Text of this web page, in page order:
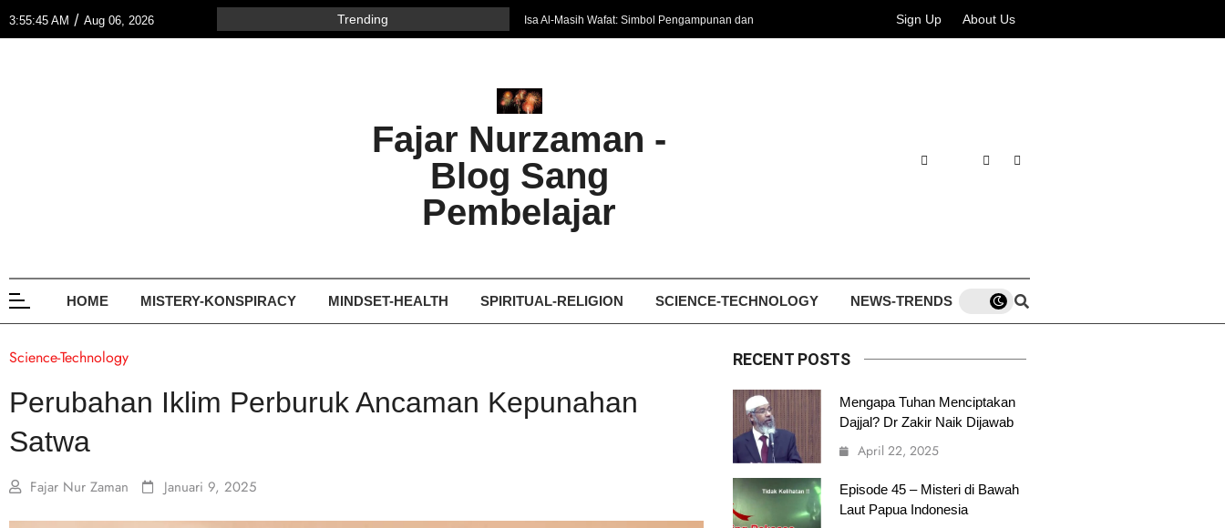
3:55:45 AM / Aug 06, 2026 Trending
Isa Al-Masih Wafat: Simbol Pengampunan dan
Harapan Baru
Ghosting: Menghilang Tanpa Jejak, Tren Toxic
Bukan Seberapa Keras Kita Jatuh, tetapi
Bagaimana Kita Bangkit Kembali
Dampak Fatherless: Ketika Anak Salah
Mengartikan Cinta dan Kasih Sayang
Sign Up About Us
Fajar Nurzaman -
Blog Sang
Pembelajar
HOME MISTERY-KONSPIRACY MINDSET-HEALTH SPIRITUAL-RELIGION SCIENCE-TECHNOLOGY NEWS-TRENDS
Science-Technology
Perubahan Iklim Perburuk Ancaman Kepunahan
Satwa
Fajar Nur Zaman Januari 9, 2025
RECENT POSTS
Mengapa Tuhan Menciptakan
Dajjal? Dr Zakir Naik Dijawab
April 22, 2025
Episode 45 – Misteri di Bawah
Laut Papua Indonesia